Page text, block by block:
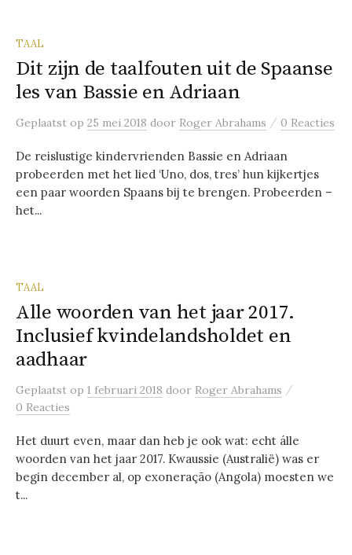
TAAL
Dit zijn de taalfouten uit de Spaanse
les van Bassie en Adriaan
Geplaatst op 25 mei 2018 door Roger Abrahams / 0 Reacties
De reislustige kindervrienden Bassie en Adriaan
probeerden met het lied ‘Uno, dos, tres’ hun kijkertjes
een paar woorden Spaans bij te brengen. Probeerden –
het...
TAAL
Alle woorden van het jaar 2017.
Inclusief kvindelandsholdet en
aadhaar
Geplaatst op 1 februari 2018 door Roger Abrahams /
0 Reacties
Het duurt even, maar dan heb je ook wat: echt álle
woorden van het jaar 2017. Kwaussie (Australië) was er
begin december al, op exoneração (Angola) moesten we
t...